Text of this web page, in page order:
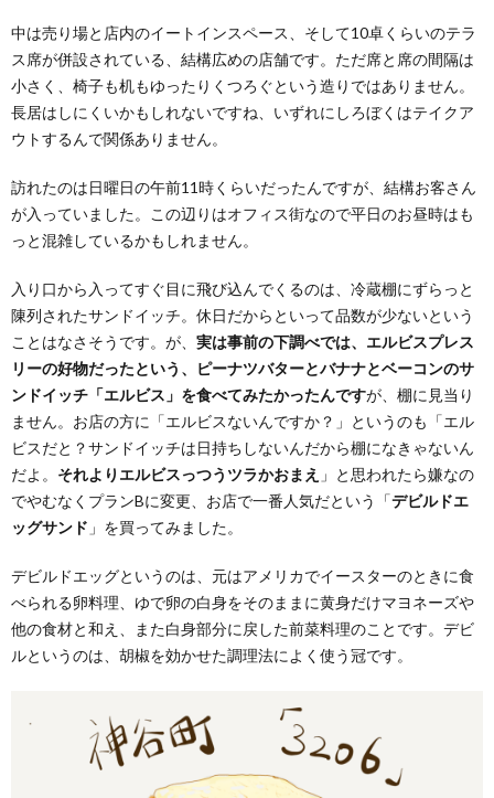
中は売り場と店内のイートインスペース、そして10卓くらいのテラ
ス席が併設されている、結構広めの店舗です。ただ席と席の間隔は
小さく、椅子も机もゆったりくつろぐという造りではありません。
長居はしにくいかもしれないですね、いずれにしろぼくはテイクア
ウトするんで関係ありません。
訪れたのは日曜日の午前11時くらいだったんですが、結構お客さん
が入っていました。この辺りはオフィス街なので平日のお昼時はも
っと混雑しているかもしれません。
入り口から入ってすぐ目に飛び込んでくるのは、冷蔵棚にずらっと
陳列されたサンドイッチ。休日だからといって品数が少ないという
ことはなさそうです。が、 実は事前の下調べでは、エルビスプレス
リーの好物だったという、ピーナツバターとバナナとベーコンのサ
ンドイッチ「エルビス」を食べてみたかったんですが、棚に見当り
ません。お店の方に「エルビスないんですか？」というのも「エル
ビスだと？サンドイッチは日持ちしないんだから棚になきゃないん
だよ。 それよりエルビスっつうツラかおまえ 」と思われたら嫌なの
でやむなくプランBに変更、お店で一番人気だという「デビルドエ
ッグサンド 」を買ってみました。
デビルドエッグというのは、元はアメリカでイースターのときに食
べられる卵料理、ゆで卵の白身をそのままに黄身だけマヨネーズや
他の食材と和え、また白身部分に戻した前菜料理のことです。デビ
ルというのは、胡椒を効かせた調理法によく使う冠です。